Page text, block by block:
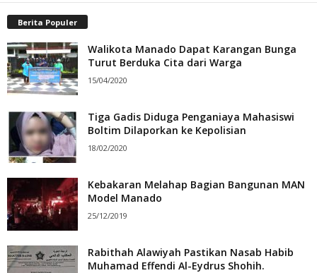
Berita Populer
Walikota Manado Dapat Karangan Bunga
Turut Berduka Cita dari Warga
15/04/2020
Tiga Gadis Diduga Penganiaya Mahasiswi
Boltim Dilaporkan ke Kepolisian
18/02/2020
Kebakaran Melahap Bagian Bangunan MAN
Model Manado
25/12/2019
Rabithah Alawiyah Pastikan Nasab Habib
Muhamad Effendi Al-Eydrus Shohih.